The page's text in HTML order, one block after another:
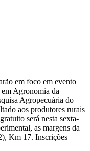
em foco em evento
em Agronomia da
Agropecuária do
aos produtores rurais
será nesta sexta-
as margens da
Km 17. Inscrições